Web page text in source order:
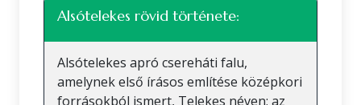
Alsótelekes rövid története:
Alsótelekes apró csereháti falu,
amelynek első írásos említése középkori
forrásokból ismert, Telekes néven; az